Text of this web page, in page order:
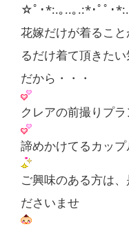
☆ﾟ･*:.｡..｡.:*･ﾟﾟ･*:.
花嫁だけが着るこ
るだけ着て頂きたい
だから・・・
クレアの前撮りプ
諦めかけてるカッ
ご興味のある方は
ださいませ